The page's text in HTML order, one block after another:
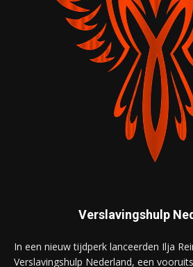
Verslavingshulp
In een nieuw tijdperk lanceerden Ilja
Verslavingshulp Nederland, een